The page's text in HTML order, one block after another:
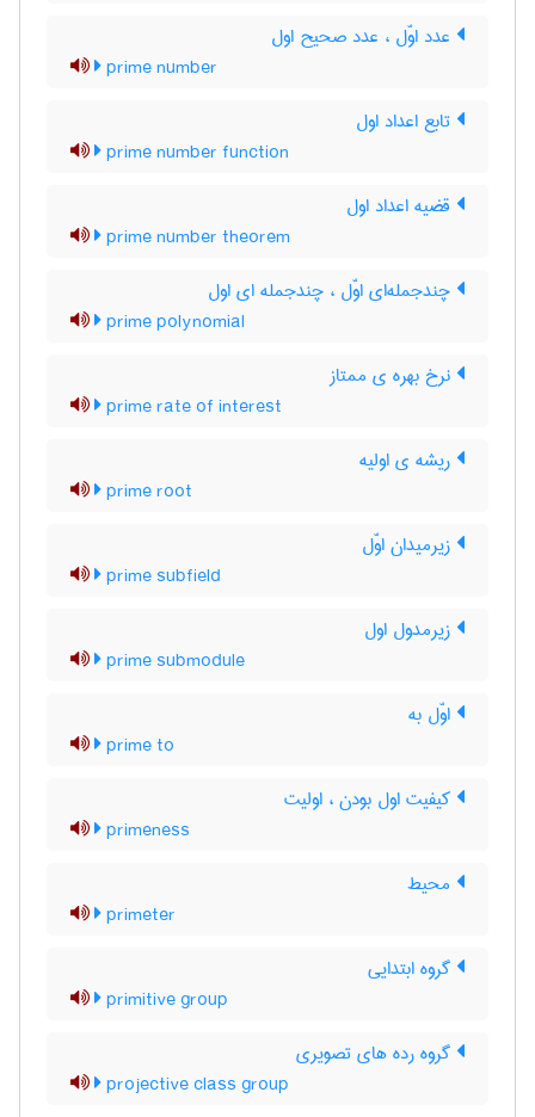
عدد اوّل ، عدد صحیح اول
prime number
تابع اعداد اول
prime number function
قضیه اعداد اول
prime number theorem
چندجمله‌ای اوّل ، چندجمله ای اول
prime polynomial
نرخ بهره ی ممتاز
prime rate of interest
ریشه ی اولیه
prime root
زیرمیدان اوّل
prime subfield
زیرمدول اول
prime submodule
اوّل به
prime to
کیفیت اول بودن ، اولیت
primeness
محیط
primeter
گروه ابتدایی
primitive group
گروه رده های تصویری
projective class group